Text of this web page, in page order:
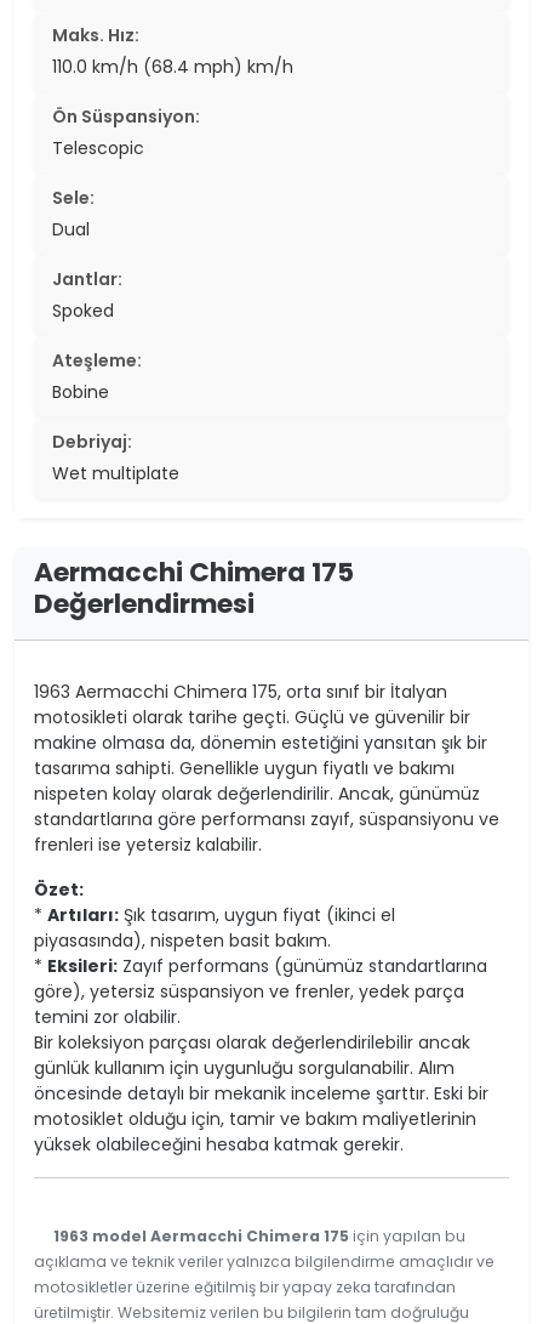
Maks. Hız:
110.0 km/h (68.4 mph) km/h
Ön Süspansiyon:
Telescopic
Sele:
Dual
Jantlar:
Spoked
Ateşleme:
Bobine
Debriyaj:
Wet multiplate
Aermacchi Chimera 175
Değerlendirmesi
1963 Aermacchi Chimera 175, orta sınıf bir İtalyan
motosikleti olarak tarihe geçti. Güçlü ve güvenilir bir
makine olmasa da, dönemin estetiğini yansıtan şık bir
tasarıma sahipti. Genellikle uygun fiyatlı ve bakımı
nispeten kolay olarak değerlendirilir. Ancak, günümüz
standartlarına göre performansı zayıf, süspansiyonu ve
frenleri ise yetersiz kalabilir.
Özet:
* Artıları: Şık tasarım, uygun fiyat (ikinci el
piyasasında), nispeten basit bakım.
* Eksileri: Zayıf performans (günümüz standartlarına
göre), yetersiz süspansiyon ve frenler, yedek parça
temini zor olabilir.
Bir koleksiyon parçası olarak değerlendirilebilir ancak
günlük kullanım için uygunluğu sorgulanabilir. Alım
öncesinde detaylı bir mekanik inceleme şarttır. Eski bir
motosiklet olduğu için, tamir ve bakım maliyetlerinin
yüksek olabileceğini hesaba katmak gerekir.
1963 model Aermacchi Chimera 175 için yapılan bu
açıklama ve teknik veriler yalnızca bilgilendirme amaçlıdır ve
motosikletler üzerine eğitilmiş bir yapay zeka tarafından
üretilmiştir. Websitemiz verilen bu bilgilerin tam doğruluğu